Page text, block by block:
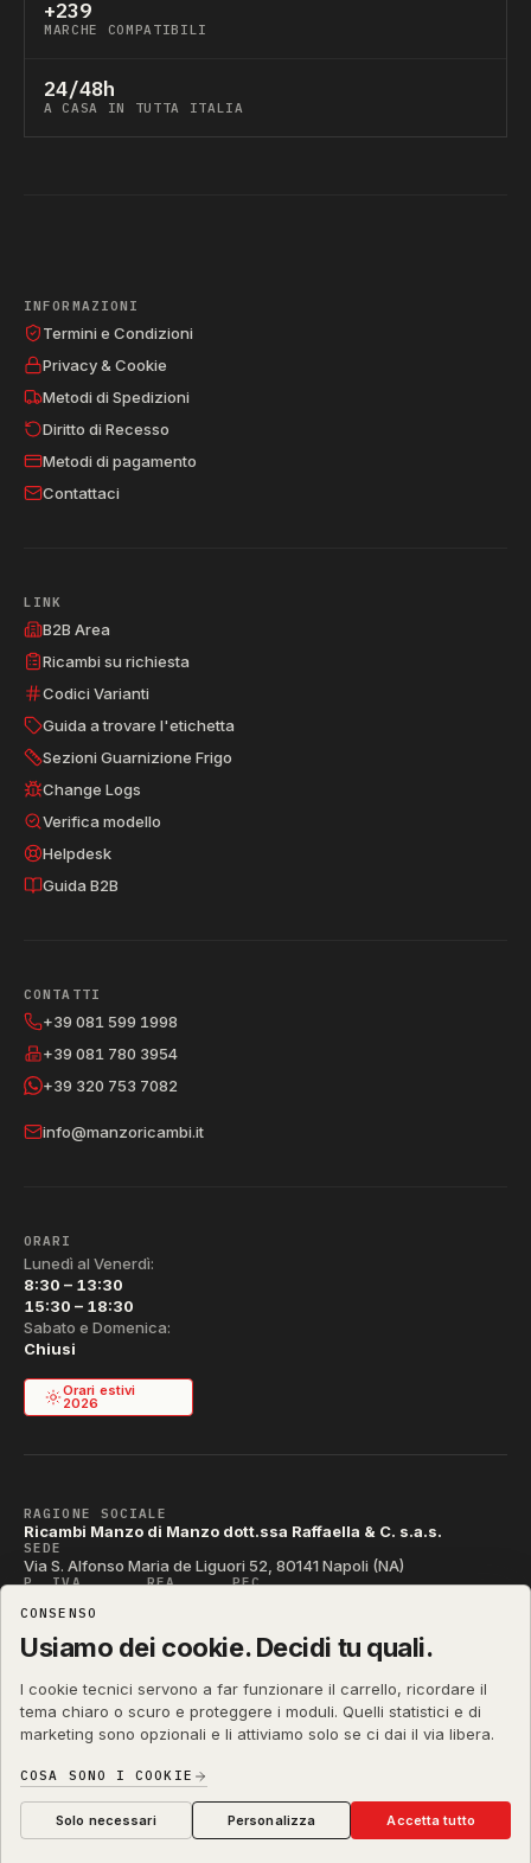
+239
MARCHE COMPATIBILI
24/48h
A CASA IN TUTTA ITALIA
INFORMAZIONI
Termini e Condizioni
Privacy & Cookie
Metodi di Spedizioni
Diritto di Recesso
Metodi di pagamento
Contattaci
LINK
B2B Area
Ricambi su richiesta
Codici Varianti
Guida a trovare l'etichetta
Sezioni Guarnizione Frigo
Change Logs
Verifica modello
Helpdesk
Guida B2B
CONTATTI
+39 081 599 1998
+39 081 780 3954
+39 320 753 7082
info@manzoricambi.it
ORARI
Lunedì al Venerdì:
8:30 – 13:30
15:30 – 18:30
Sabato e Domenica:
Chiusi
Orari estivi
2026
RAGIONE SOCIALE
Ricambi Manzo di Manzo dott.ssa Raffaella & C. s.a.s.
SEDE
Via S. Alfonso Maria de Liguori 52, 80141 Napoli (NA)
P. IVA REA PEC
CODICE SDI
T04ZHR3
manzoricambi.it© 2001 – 2026
Privacy & Cookie·Termini
Preferenze cookie
CONSENSO
Usiamo dei cookie. Decidi tu quali.
I cookie tecnici servono a far funzionare il carrello, ricordare il
tema chiaro o scuro e proteggere i moduli. Quelli statistici e di
marketing sono opzionali e li attiviamo solo se ci dai il via libera.
COSA SONO I COOKIE
Solo necessari Personalizza Accetta tutto